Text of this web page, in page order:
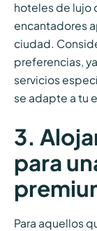
hoteles de lujo
encantadores
ciudad.
preferencias,
servicios
se adapte a tu
3.
para
Para aquellos